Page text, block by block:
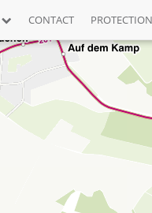
CONTACT